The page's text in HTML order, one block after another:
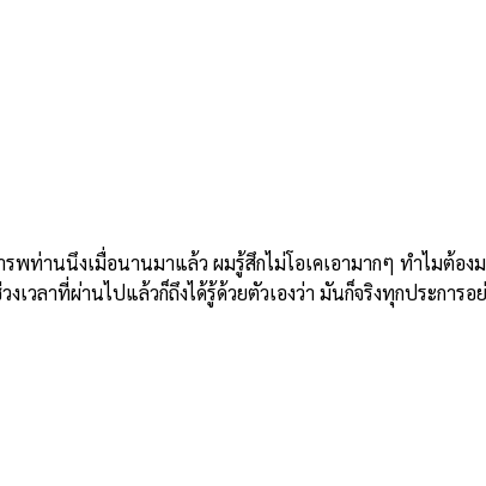
ท่านนึงเมื่อนานมาแล้ว ผมรู้สึกไม่โอเคเอามากๆ ทำไมต้อง
วลาที่ผ่านไปแล้วก็ถึงได้รู้ด้วยตัวเองว่า มันก็จริงทุกประการอ